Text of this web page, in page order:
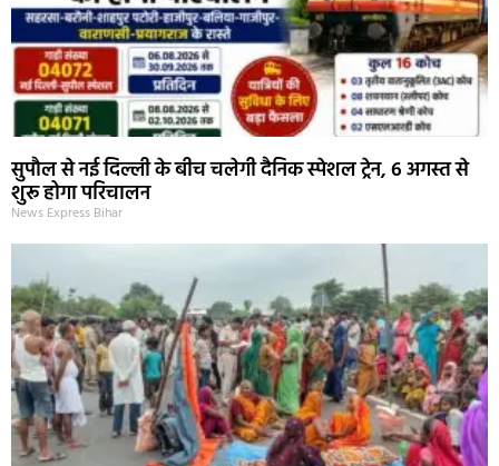
सुपौल से नई दिल्ली के बीच चलेगी दैनिक स्पेशल ट्रेन, 6 अगस्त से
शुरू होगा परिचालन
News Express Bihar